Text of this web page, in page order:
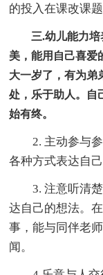
的投入在课改课
三.幼儿能力培
美，能用自己喜爱
大一岁了，有为弟
处，乐于助人。自
始有终。
2. 主动参与参
各种方式表达自
3. 注意听清楚
达自己的想法。
事，能与同伴老
闻。